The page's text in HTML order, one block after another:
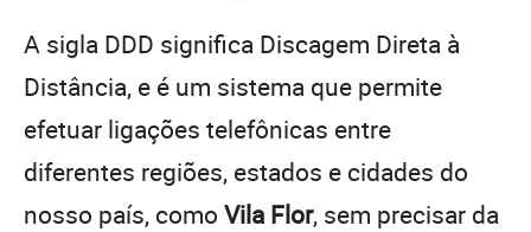
A sigla DDD significa Discagem Direta à
Distância, e é um sistema que permite
efetuar ligações telefônicas entre
diferentes regiões, estados e cidades do
nosso país, como Vila Flor, sem precisar da